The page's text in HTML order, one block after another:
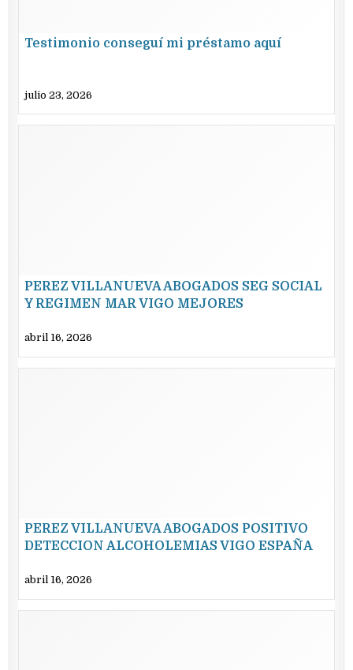
Testimonio conseguí mi préstamo aquí
julio 23, 2026
PEREZ VILLANUEVA ABOGADOS SEG SOCIAL
Y REGIMEN MAR VIGO MEJORES
abril 16, 2026
PEREZ VILLANUEVA ABOGADOS POSITIVO
DETECCION ALCOHOLEMIAS VIGO ESPAÑA
abril 16, 2026